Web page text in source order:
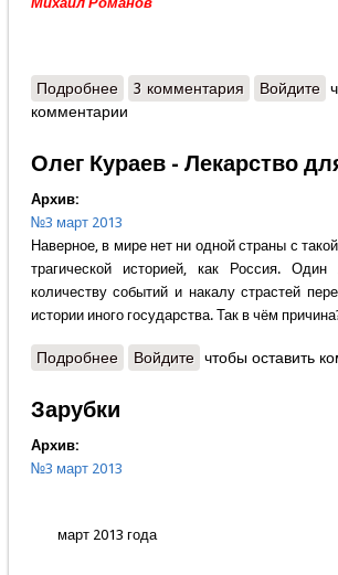
Подробнеео Николай Леонов - Рождение
Романовых
3 комментария Войдите
комментарии
Олег Кураев - Лекарство
Архив:
№3 март 2013
Наверное, в мире нет ни одной страны с
трагической историей, как Россия.
количеству событий и накалу страстей
истории иного государства. Так в чём
Подробнеео Олег Кураев - Лекарство
Войдите чтобы оставить
Зарубки
Архив:
№3 март 2013
март 2013 года